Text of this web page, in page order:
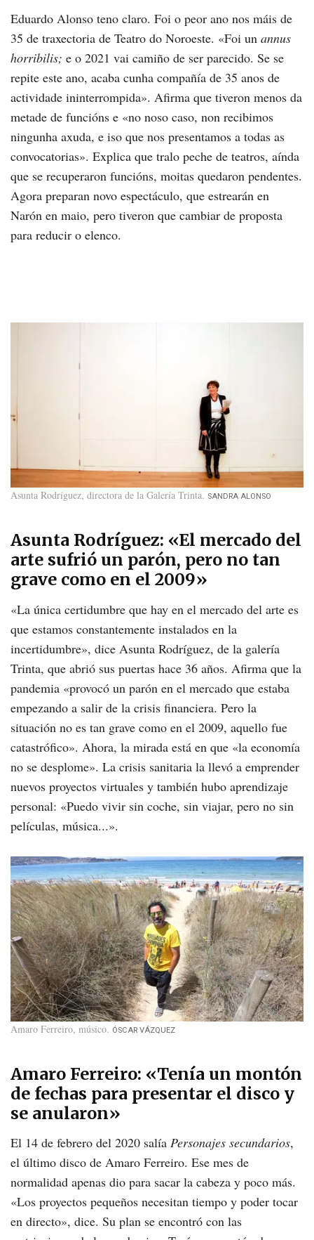
Eduardo Alonso teno claro. Foi o peor ano nos máis de
35 de traxectoria de Teatro do Noroeste. «Foi un annus
horribilis; e o 2021 vai camiño de ser parecido. Se se
repite este ano, acaba cunha compañía de 35 anos de
actividade ininterrompida». Afirma que tiveron menos da
metade de funcións e «no noso caso, non recibimos
ningunha axuda, e iso que nos presentamos a todas as
convocatorias». Explica que tralo peche de teatros, aínda
que se recuperaron funcións, moitas quedaron pendentes.
Agora preparan novo espectáculo, que estrearán en
Narón en maio, pero tiveron que cambiar de proposta
para reducir o elenco.
Asunta Rodríguez, directora de la Galería Trinta SANDRA ALONSO
Asunta Rodríguez: «El mercado del
arte sufrió un parón, pero no tan
grave como en el 2009»
«La única certidumbre que hay en el mercado del arte es
que estamos constantemente instalados en la
incertidumbre», dice Asunta Rodríguez, de la galería
Trinta, que abrió sus puertas hace 36 años. Afirma que la
pandemia «provocó un parón en el mercado que estaba
empezando a salir de la crisis financiera. Pero la
situación no es tan grave como en el 2009, aquello fue
catastrófico». Ahora, la mirada está en que «la economía
no se desplome». La crisis sanitaria la llevó a emprender
nuevos proyectos virtuales y también hubo aprendizaje
personal: «Puedo vivir sin coche, sin viajar, pero no sin
películas, música...».
Amaro Ferreiro, músico ÓSCAR VÁZQUEZ
Amaro Ferreiro: «Tenía un montón
de fechas para presentar el disco y
se anularon»
El 14 de febrero del 2020 salía Personajes secundarios,
el último disco de Amaro Ferreiro. Ese mes de
normalidad apenas dio para sacar la cabeza y poco más.
«Los proyectos pequeños necesitan tiempo y poder tocar
en directo», dice. Su plan se encontró con las